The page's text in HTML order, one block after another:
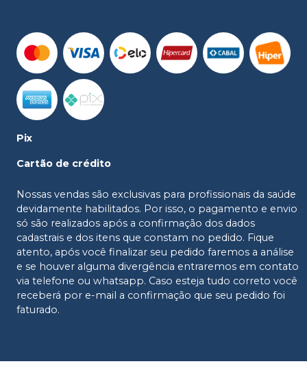
Pix
Cartão de crédito
Nossas vendas são exclusivas para profissionais da saúde
devidamente habilitados. Por isso, o pagamento e envio
só são realizados após a confirmação dos dados
cadastrais e dos itens que constam no pedido. Fique
atento, após você finalizar seu pedido faremos a análise
e se houver alguma divergência entraremos em contato
via telefone ou whatsapp. Caso esteja tudo correto você
receberá por e-mail a confirmação que seu pedido foi
faturado.